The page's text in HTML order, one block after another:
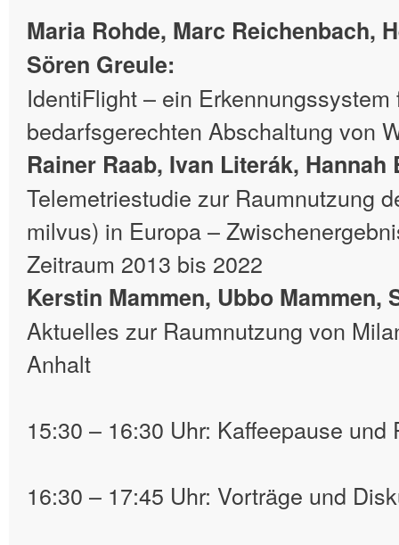
Maria Rohde, Marc Reichenbach,
Sören Greule:
IdentiFlight – ein
bedarfsgerechten Abschaltung von
Rainer Raab, Ivan Literák, Hannah
Telemetriestudie zur Raumnutzung
milvus) in Europa –
Zeitraum 2013 bis 2022
Kerstin Mammen, Ubbo Mammen,
Aktuelles zur Raumnutzung von
Anhalt
15:30 – 16:30 Uhr: Kaffeepause und
16:30 – 17:45 Uhr: Vorträge und